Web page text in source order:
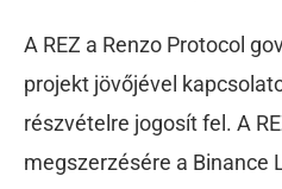
A REZ a Renzo Protocol
projekt jövőjével
részvételre jogosít fel. A
megszerzésére a Binance